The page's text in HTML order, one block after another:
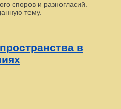
споров и разногласий.
тему.
в